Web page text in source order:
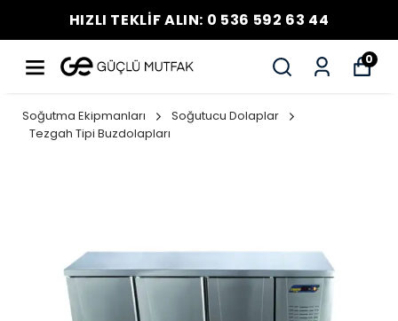
HIZLI TEKLİF ALIN: 0 536 592 63 44
0
Soğutma Ekipmanları
Soğutucu Dolaplar
Tezgah Tipi Buzdolapları